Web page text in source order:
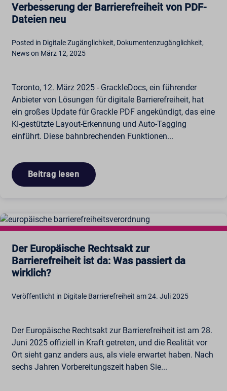
Verbesserung der Barrierefreiheit von PDF-
Dateien neu
Posted in Digitale Zugänglichkeit, Dokumentenzugänglichkeit,
News on März 12, 2025
Toronto, 12. März 2025 - GrackleDocs, ein führender
Anbieter von Lösungen für digitale Barrierefreiheit, hat
ein großes Update für Grackle PDF angekündigt, das eine
KI-gestützte Layout-Erkennung und Auto-Tagging
einführt. Diese bahnbrechenden Funktionen...
Beitrag lesen
Der Europäische Rechtsakt zur
Barrierefreiheit ist da: Was passiert da
wirklich?
Veröffentlicht in Digitale Barrierefreiheit am 24. Juli 2025
Der Europäische Rechtsakt zur Barrierefreiheit ist am 28.
Juni 2025 offiziell in Kraft getreten, und die Realität vor
Ort sieht ganz anders aus, als viele erwartet haben. Nach
sechs Jahren Vorbereitungszeit haben Sie...